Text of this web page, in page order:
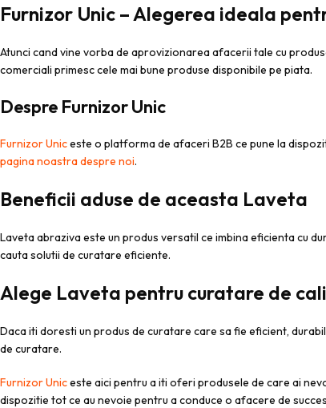
Furnizor Unic – Alegerea ideala
Atunci cand vine vorba de aprovizionarea afacerii tale cu
comerciali primesc cele mai bune produse disponibile pe piata.
Despre Furnizor Unic
Furnizor Uniceste o platforma de afaceri B2B ce pune la
pagina noastra despre noi.
Beneficii aduse de aceasta Laveta
Laveta abraziva este un produs versatil ce imbina eficienta cu
cauta solutii de curatare eficiente.
Alege Laveta pentru curatare de
Daca iti doresti un produs de curatare care sa fie eficient,
de curatare.
Furnizor Uniceste aici pentru a iti oferi produsele de care ai
dispozitie tot ce au nevoie pentru a conduce o afacere de